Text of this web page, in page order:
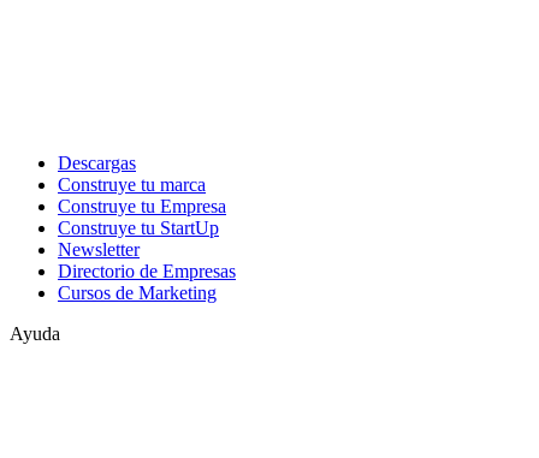
Descargas
Construye tu marca
Construye tu Empresa
Construye tu StartUp
Newsletter
Directorio de Empresas
Cursos de Marketing
Ayuda